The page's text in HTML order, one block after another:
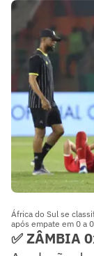
África do Sul se
após empate em 0 a
✅ ZÂMBIA